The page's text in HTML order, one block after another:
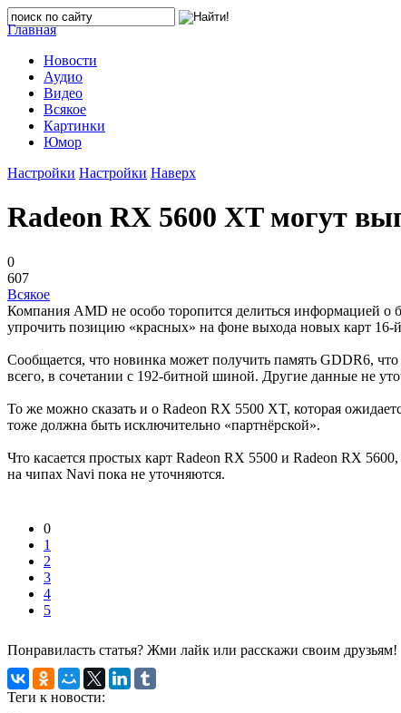
Главная
Новости
Аудио
Видео
Всякое
Картинки
Юмор
Настройки Настройки Наверх
Radeon RX 5600 XT могут
0
607
Всякое
Компания AMD не особо торопится делиться информацией о
упрочить позицию «красных» на фоне выхода новых карт 16-
Сообщается, что новинка может получить память GDDR6,
всего, в сочетании с 192-битной шиной. Другие данные не
То же можно сказать и о Radeon RX 5500 XT, которая
тоже должна быть исключительно «партнёрской».
Что касается простых карт Radeon RX 5500 и Radeon RX
на чипах Navi пока не уточняются.
0
1
2
3
4
5
Понравиласть статья? Жми лайк или расскажи своим друзьям!
Теги к новости: